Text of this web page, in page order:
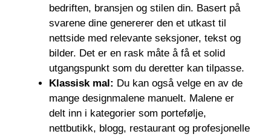
bedriften, bransjen og stilen din. Basert på
svarene dine genererer den et utkast til
nettside med relevante seksjoner, tekst og
bilder. Det er en rask måte å få et solid
utgangspunkt som du deretter kan tilpasse.
Klassisk mal: Du kan også velge en av de
mange designmalene manuelt. Malene er
delt inn i kategorier som portefølje,
nettbutikk, blogg, restaurant og profesjonelle